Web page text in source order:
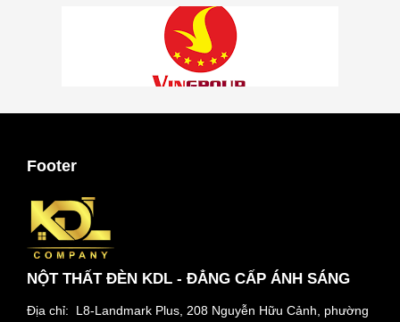
Footer
NỘT THẤT ĐÈN KDL - ĐẲNG CẤP ÁNH SÁNG
Địa chỉ: L8-Landmark Plus, 208 Nguyễn Hữu Cảnh, phường